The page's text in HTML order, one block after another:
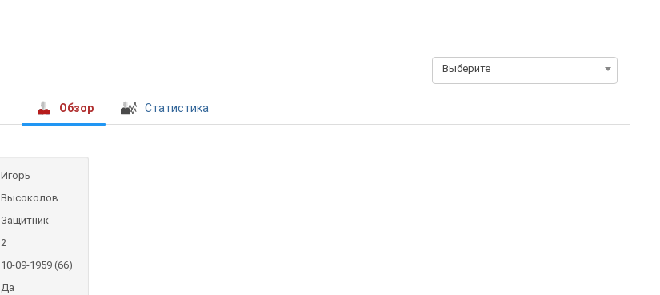
Выберите
Обзор Статистика
Игорь
Высоколов
Защитник
2
10-09-1959 (66)
Да